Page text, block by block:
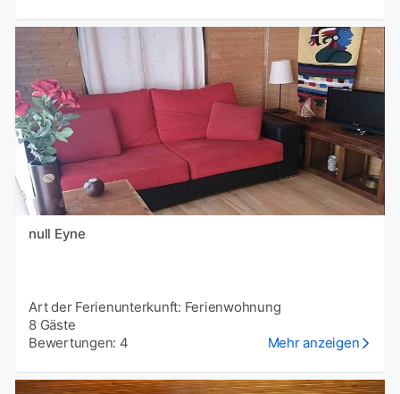
null Eyne
Art der Ferienunterkunft: Ferienwohnung
8 Gäste
Bewertungen: 4
Mehr anzeigen